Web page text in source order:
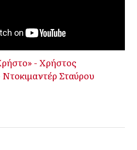
- Χρήστος
Σταύρου